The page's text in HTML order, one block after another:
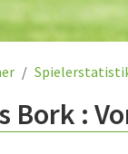
Bork :